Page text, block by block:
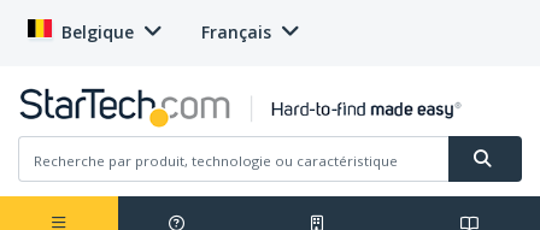
Belgique Français